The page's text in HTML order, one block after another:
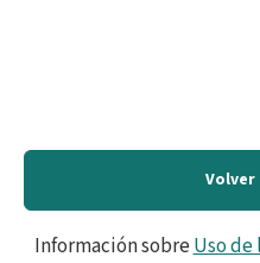
Volver
Información sobreUso de